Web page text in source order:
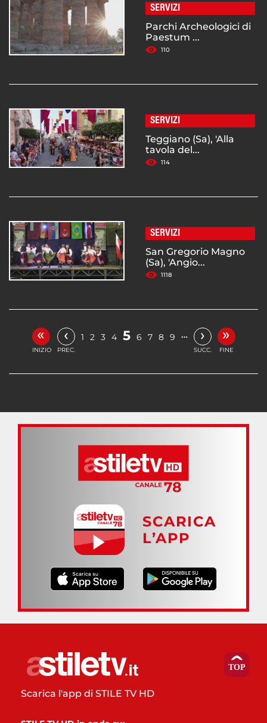
SERVIZI
Parchi Archeologici di
Paestum ...
110
SERVIZI
Teggiano (Sa), 'Alla
tavola del...
114
SERVIZI
San Gregorio Magno
(Sa), 'Angio...
1118
«
INIZIO
‹
PREC.
1 2 3 4 5 6 7 8 9 … ›
SUCC.
»
FINE
SCARICA
L’APP
Scarica l'app di STILE TV HD